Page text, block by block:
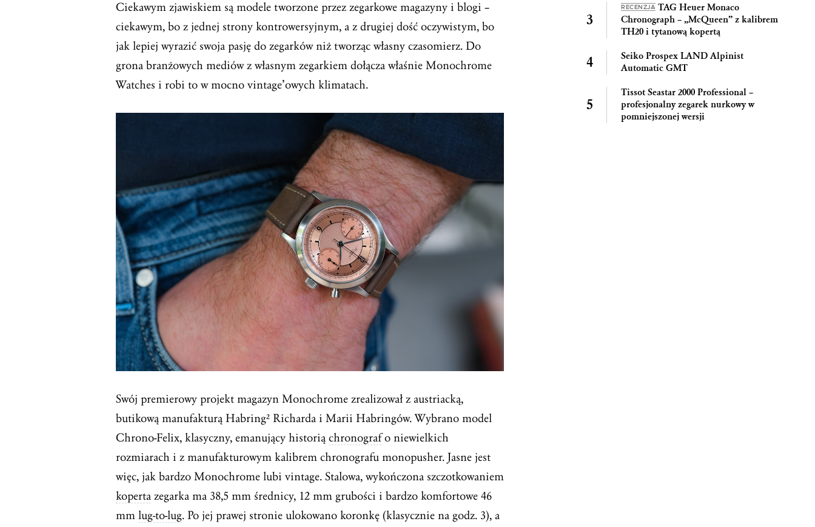
Ciekawym zjawiskiem są modele tworzone przez zegarkowe magazyny i blogi –
ciekawym, bo z jednej strony kontrowersyjnym, a z drugiej dość oczywistym, bo
jak lepiej wyrazić swoja pasję do zegarków niż tworząc własny czasomierz. Do
grona branżowych mediów z własnym zegarkiem dołącza właśnie Monochrome
Watches i robi to w mocno vintage’owych klimatach.
Swój premierowy projekt magazyn Monochrome zrealizował z austriacką,
butikową manufakturą Habring² Richarda i Marii Habringów. Wybrano model
Chrono-Felix, klasyczny, emanujący historią chronografo niewielkich
rozmiarach i z manufakturowym kalibrem chronografu monopusher. Jasne jest
więc, jak bardzo Monochrome lubi vintage. Stalowa, wykończona szczotkowaniem
koperta zegarka ma 38,5 mm średnicy, 12 mm grubości i bardzo komfortowe 46
mm lug-to-lug. Po jej prawej stronie ulokowano koronkę (klasycznie na godz. 3), a
RECENZJA TAG Heuer Monaco
Chronograph – „McQueen” z kalibrem
TH20 i tytanową kopertą
Seiko Prospex LAND Alpinist
Automatic GMT
Tissot Seastar 2000 Professional –
profesjonalny zegarek nurkowy w
pomniejszonej wersji